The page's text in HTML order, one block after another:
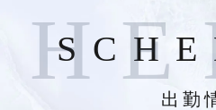
HE
出勤